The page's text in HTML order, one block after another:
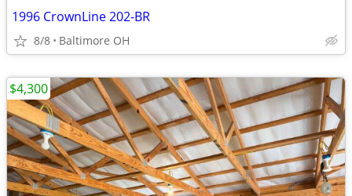
1996 CrownLine 202-BR
8/8 Baltimore OH
$4,300